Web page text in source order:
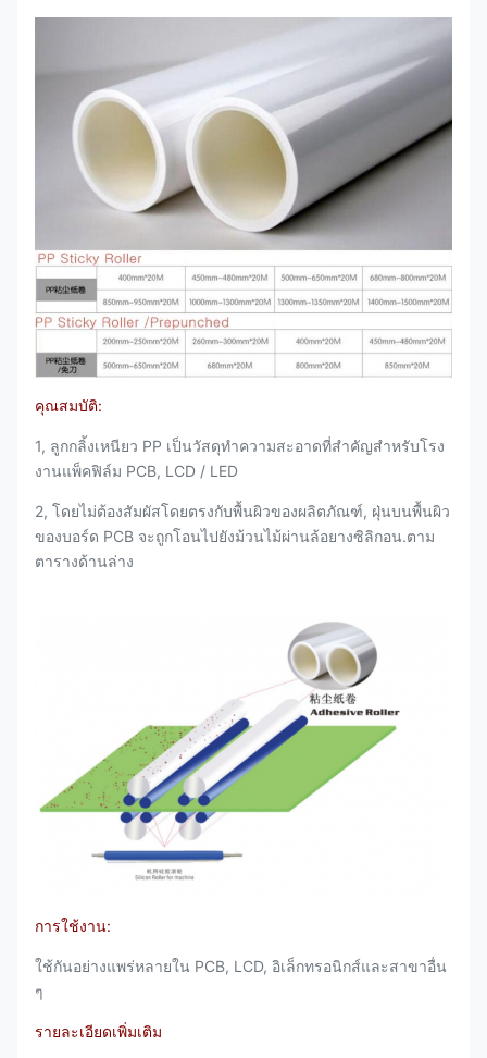
คุณสมบัติ:
1, ลูกกลิ้งเหนียว PP เป็นวัสดุทำความสะอาดที่สำคัญสำหรับโรง
งานแพ็คฟิล์ม PCB, LCD / LED
2, โดยไม่ต้องสัมผัสโดยตรงกับพื้นผิวของผลิตภัณฑ์, ฝุ่นบนพื้นผิว
ของบอร์ด PCB จะถูกโอนไปยังม้วนไม้ผ่านล้อยางซิลิกอน.ตาม
ตารางด้านล่าง
การใช้งาน:
ใช้กันอย่างแพร่หลายใน PCB, LCD, อิเล็กทรอนิกส์และสาขาอื่น
ๆ
รายละเอียดเพิ่มเติม